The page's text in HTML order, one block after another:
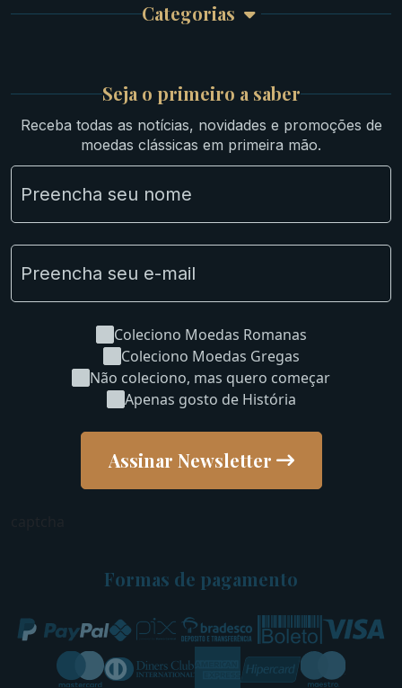
Atendimento
Categorias
Ouro
Ibéricas
Lotes Grandes
Material Numismático
NGC e NNC Encapsuladas
Novidades
Seja o primeiro a saber
Receba todas as notícias, novidades e promoções de
moedas clássicas em primeira mão.
Coleciono Moedas Romanas
Coleciono Moedas Gregas
Não coleciono, mas quero começar
Apenas gosto de História
Assinar Newsletter
Formas de pagamento